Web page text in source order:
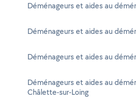
Déménageurs et aides au
Déménageurs et aides au
Déménageurs et aides au
Déménageurs et aides au
Châlette-sur-Loing